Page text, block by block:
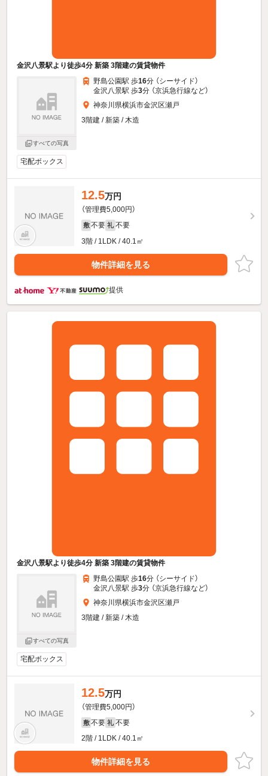
金沢八景駅より徒歩4分 新築 3階建の賃貸物件
すべての写真
野島公園駅 歩16分 （シーサイド）
金沢八景駅 歩3分 （京浜急行線など）
神奈川県横浜市金沢区瀬戸
3階建 / 新築 / 木造
宅配ボックス
12.5万円
（管理費5,000円）
敷 不要 礼 不要
3階 / 1LDK / 40.1㎡
物件詳細を見る
提供
金沢八景駅より徒歩4分 新築 3階建の賃貸物件
すべての写真
野島公園駅 歩16分 （シーサイド）
金沢八景駅 歩3分 （京浜急行線など）
神奈川県横浜市金沢区瀬戸
3階建 / 新築 / 木造
宅配ボックス
12.5万円
（管理費5,000円）
敷 不要 礼 不要
2階 / 1LDK / 40.1㎡
物件詳細を見る